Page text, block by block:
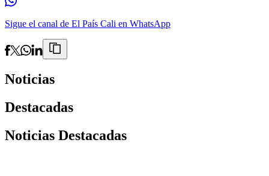
Sigue el canal de El País Cali en WhatsApp
Noticias
Destacadas
Noticias Destacadas